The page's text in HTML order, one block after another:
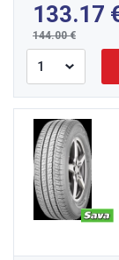
133.17
144.00